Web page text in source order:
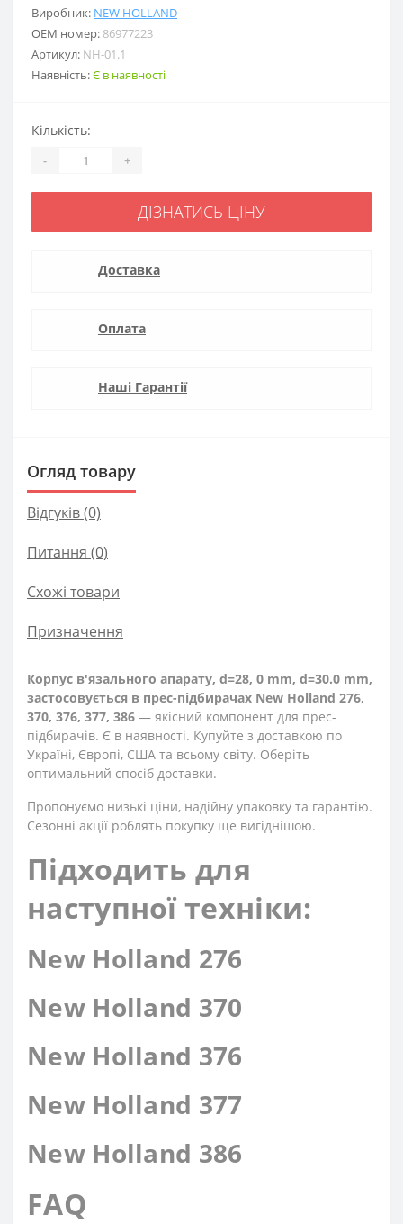
Виробник: NEW HOLLAND
ОЕМ номер: 86977223
Артикул: NH-01.1
Наявність:Є в наявності
Кількість:
- +
ДІЗНАТИСЬ ЦІНУ
Доставка
Оплата
Наші Гарантії
Огляд товару
Відгуків (0)
Питання (0)
Схожі товари
Призначення
Корпус в'язального апарату, d=28, 0 mm, d=30.0 mm,
застосовується в прес-підбирачах New Holland 276,
370, 376, 377, 386 — якісний компонент для прес-
підбирачів. Є в наявності. Купуйте з доставкою по
Україні, Європі, США та всьому світу. Оберіть
оптимальний спосіб доставки.
Пропонуємо низькі ціни, надійну упаковку та гарантію.
Сезонні акції роблять покупку ще вигіднішою.
Підходить для
наступної техніки:
New Holland 276
New Holland 370
New Holland 376
New Holland 377
New Holland 386
FAQ